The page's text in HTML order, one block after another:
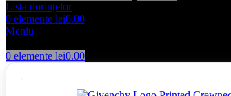
Lista dorințelor
0 elemente lei0.00
Meniu
0 elemente lei0.00